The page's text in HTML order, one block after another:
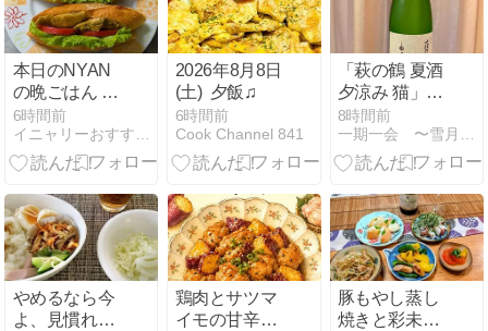
本日のNYAN
の晩ごはん タ
ンドリーチキ
ン風のバゲッ
トサンド【イ
点】
6時間前
2026年8月8日
(土) 夕飯♫
6時間前
Cook Channel 841
「萩の鶴 夏酒
夕涼み 猫」
2,200円(税込
み)
8時間前
やめるなら今
よ、見慣れて
鶏肉とサツマ
イモの甘辛炒
豚もやし蒸し
焼きと彩未の